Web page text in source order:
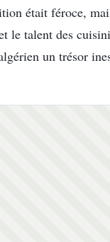
était féroce,
le talent des
un trésor